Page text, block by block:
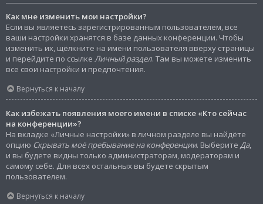
Как мне изменить мои настройки?
Если вы являетесь зарегистрированным пользователем, все
ваши настройки хранятся в базе данных конференции. Чтобы
изменить их, щёлкните на имени пользователя вверху страницы
и перейдите по ссылке Личный раздел. Там вы можете изменить
все свои настройки и предпочтения.
Вернуться к началу
Как избежать появления моего имени в списке «Кто сейчас
на конференции»?
На вкладке «Личные настройки» в личном разделе вы найдёте
опцию Скрывать моё пребывание на конференции. Выберите Да,
и вы будете видны только администраторам, модераторам и
самому себе. Для всех остальных вы будете скрытым
пользователем.
Вернуться к началу